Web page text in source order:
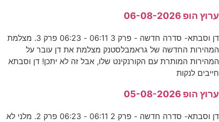
ערוץ הופ 06-08-2026
דן וסבתא- סדרה חדשה - פרק 3 06:11 - 06:23 פרק 3. מצלמת
המהירות החדשה של גראמבלסטנק מצלמת את דן עובר על
המהירות המותרת עם הקורנקינט שלו, אבל זה לא יתכן! דן וסבתא
חייבים לנקות
ערוץ הופ 05-08-2026
דן וסבתא- סדרה חדשה - פרק 2 06:11 - 06:23 פרק 2. מלני לא